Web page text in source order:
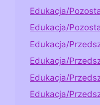
Edukacja/
Edukacja/
Edukacja/
Edukacja/
Edukacja/
Edukacja/